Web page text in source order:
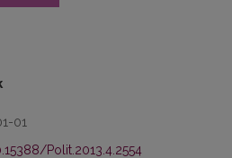
01
Polit.2013.4.2554